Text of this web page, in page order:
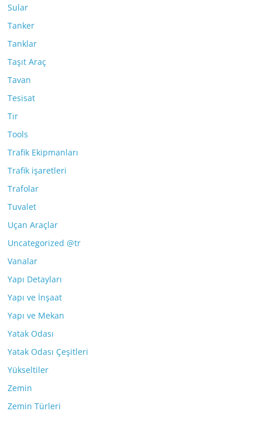
Sular
Tanker
Tanklar
Taşıt Araç
Tavan
Tesisat
Tır
Tools
Trafik Ekipmanları
Trafik işaretleri
Trafolar
Tuvalet
Uçan Araçlar
Uncategorized @tr
Vanalar
Yapı Detayları
Yapı ve İnşaat
Yapı ve Mekan
Yatak Odası
Yatak Odası Çeşitleri
Yükseltiler
Zemin
Zemin Türleri